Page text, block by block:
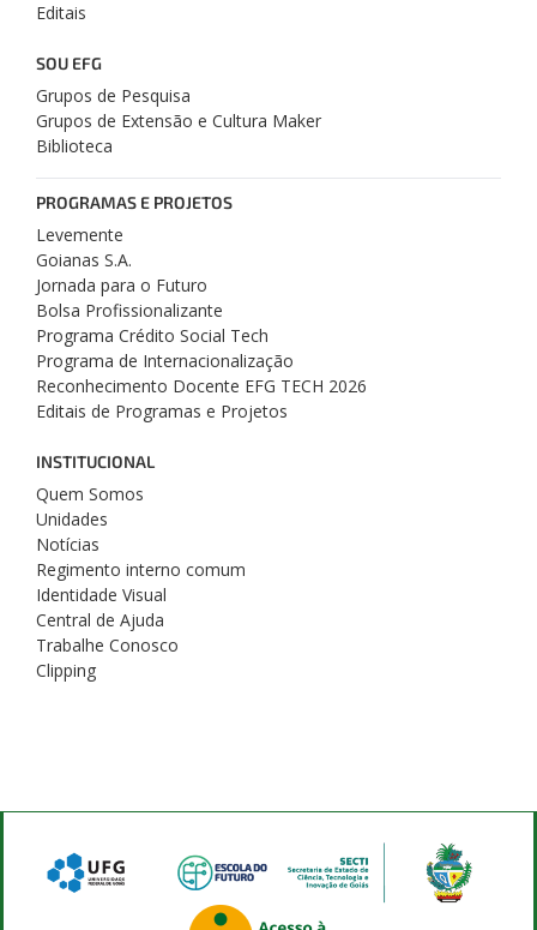
Editais
SOU EFG
Grupos de Pesquisa
Grupos de Extensão e Cultura Maker
Biblioteca
PROGRAMAS E PROJETOS
Levemente
Goianas S.A.
Jornada para o Futuro
Bolsa Profissionalizante
Programa Crédito Social Tech
Programa de Internacionalização
Reconhecimento Docente EFG TECH 2026
Editais de Programas e Projetos
INSTITUCIONAL
Quem Somos
Unidades
Notícias
Regimento interno comum
Identidade Visual
Central de Ajuda
Trabalhe Conosco
Clipping